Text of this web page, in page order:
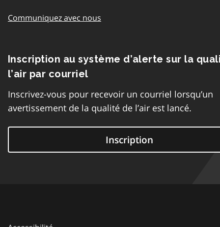
Communiquez avec nous
Inscription au système d’alerte sur la
l’air par courriel
Inscrivez-vous pour recevoir un courriel lorsqu’un
avertissement de la qualité de l’air est lancé.
Inscription